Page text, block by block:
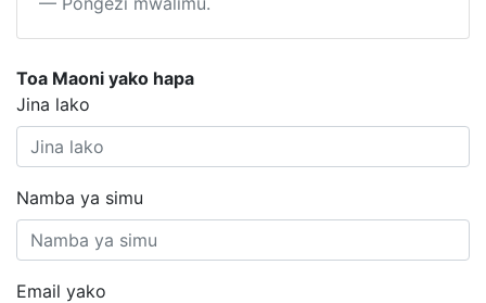
Toa Maoni yako hapa
Jina lako
Namba ya simu
Email yako